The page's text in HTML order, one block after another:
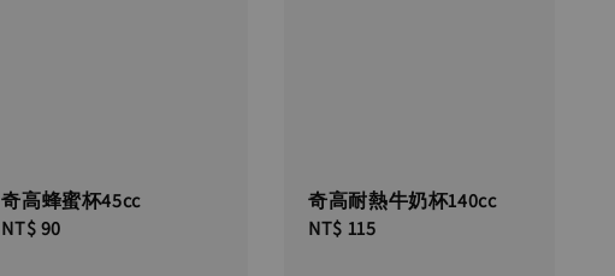
奇高蜂蜜杯45cc
Regular
NT$ 90
奇高耐熱牛奶杯140cc
Regular
NT$ 115